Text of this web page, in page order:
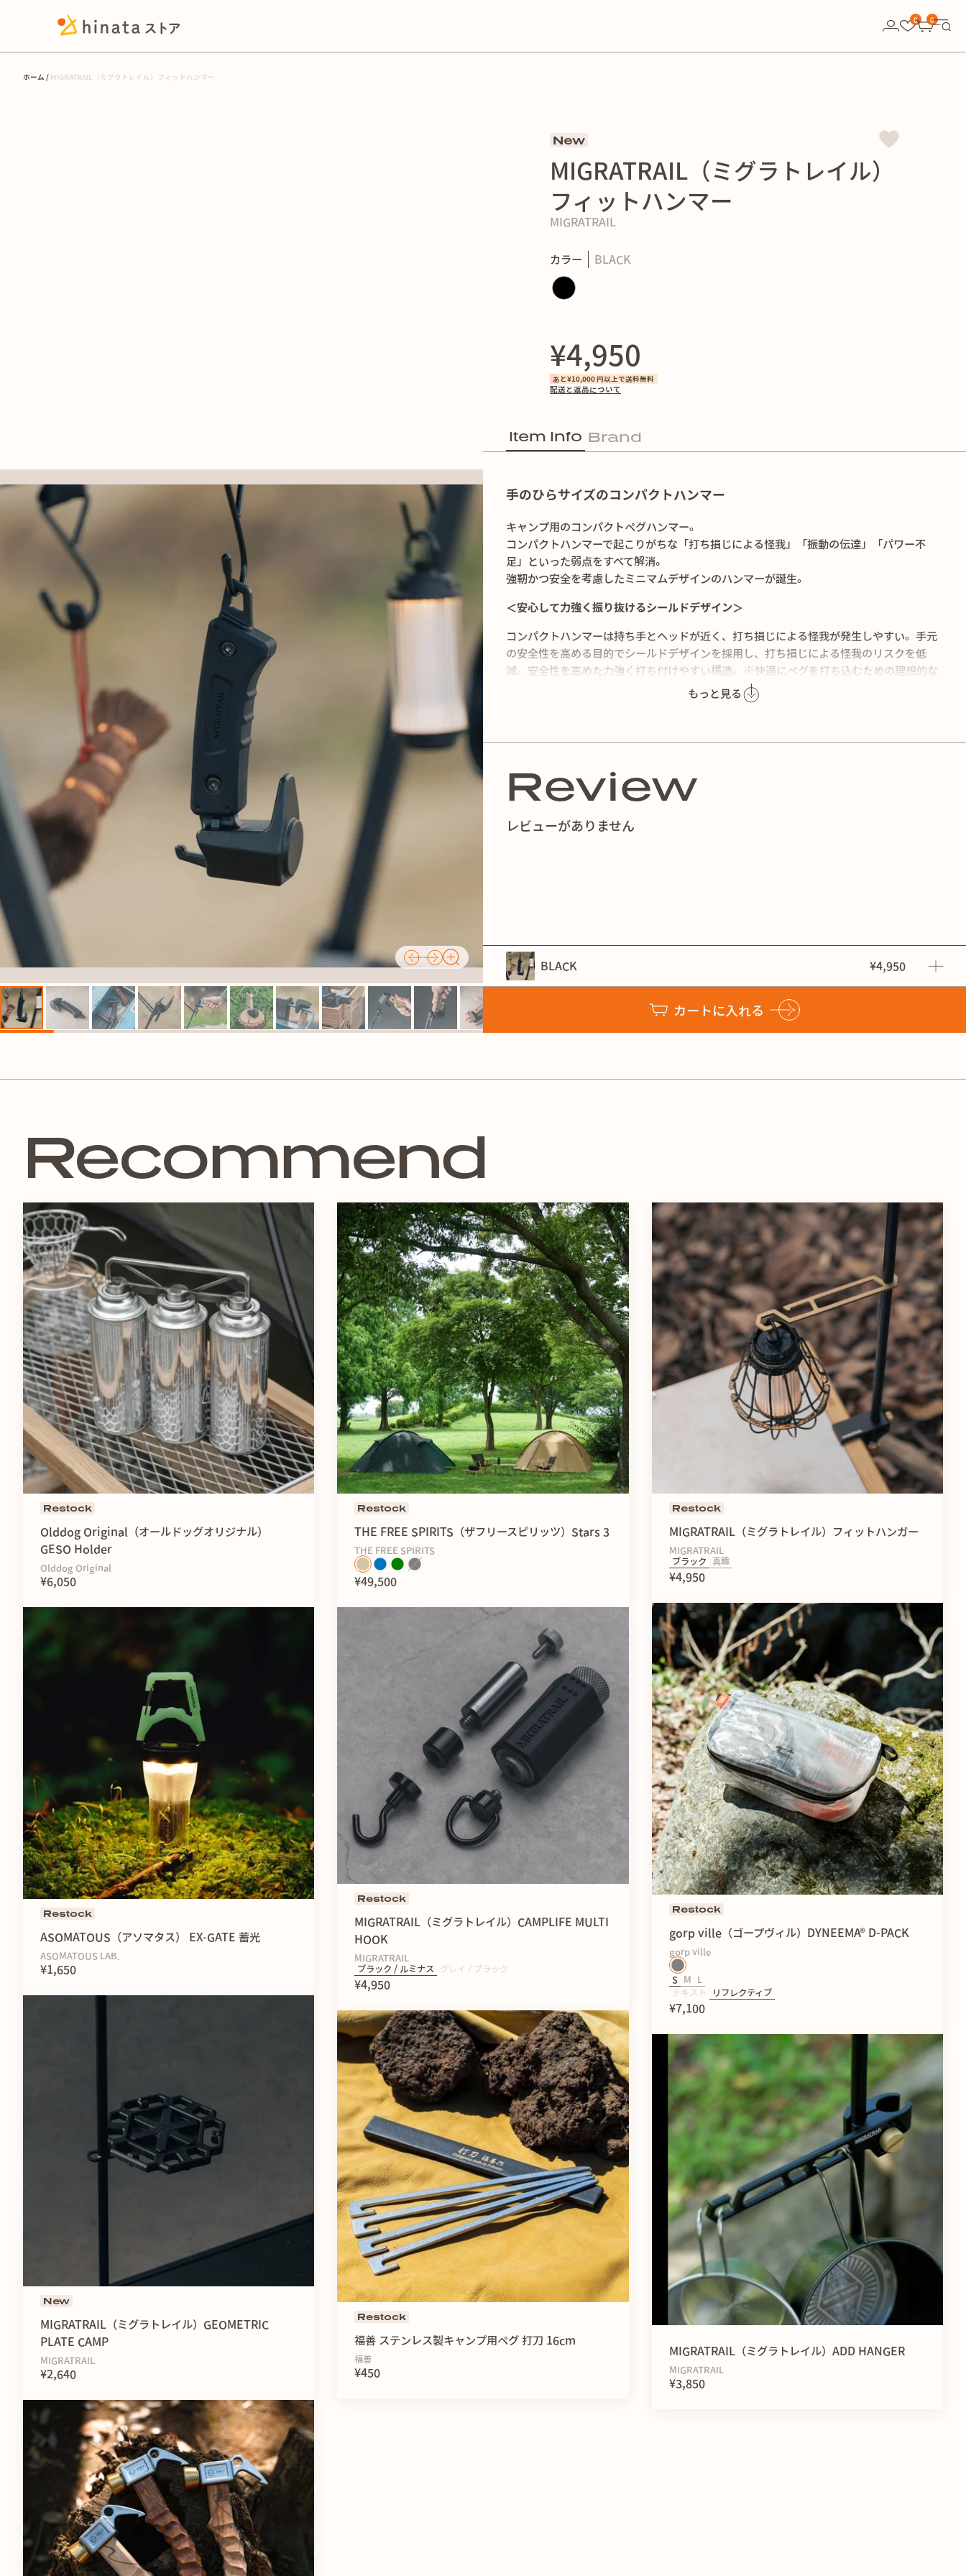
0 0
ホーム MIGRATRAIL（ミグラトレイル）フィットハンマー
New
MIGRATRAIL（ミグラトレイル）
フィットハンマー
MIGRATRAIL
カラー BLACK
¥4,950
あと¥10,000 円以上で送料無料
配送と返品について
Item Info Brand
もっと見る
手のひらサイズのコンパクトハンマー
キャンプ用のコンパクトペグハンマー。
コンパクトハンマーで起こりがちな「打ち損じによる怪我」「振動の伝達」「パワー不
足」といった弱点をすべて解消。
強靭かつ安全を考慮したミニマムデザインのハンマーが誕生。
＜安心して力強く振り抜けるシールドデザイン＞
コンパクトハンマーは持ち手とヘッドが近く、打ち損じによる怪我が発生しやすい。手元
の安全性を高める目的でシールドデザインを採用し、打ち損じによる怪我のリスクを低
減。安全性を高めた力強く打ち付けやすい構造。※快適にペグを打ち込むための理想的な
持ち方があります。説明書をご確認ください。【意匠登録出願中】
ハンマーヘッドから持ち手部分まで一体化されたフルタング構造を採用。素材は強度のあ
るクロームモリブデンとし、ペグを打つための十分な強度と、快適にペグを打つために最
も重要な重量600ｇ以上を確保。
＜滑りにくく振動を抑えるシリコングリップ＞
ハンマーヘッドと持ち手が近い構造でも振動が手に伝わりにくいよう、握りやすく滑りに
くいシリコングリップを採用。
内部ボルトはロック構造とし、不意にグリップが抜けることを防ぐ。
＜掛けることができる利便性＞
ハンマーヘッドのシールドデザインにより、テーブルなどに掛けることができる。地面で
はなく目立つ場所に掛けておけば、コンパクトでもキャンプフィールドで見つけやすく紛
Review
レビューがありません
BLACK ¥4,950
カートに入れる
Recommend
Restock
Olddog Original（オールドッグオリジナル）
GESO Holder
Olddog Original
¥6,050
Restock
ASOMATOUS（アソマタス） EX-GATE 蓄光
ASOMATOUS LAB.
¥1,650
New
MIGRATRAIL（ミグラトレイル）GEOMETRIC
PLATE CAMP
MIGRATRAIL
¥2,640
Restock
THE FREE SPIRITS（ザフリースピリッツ）Stars 3
THE FREE SPIRITS
¥49,500
Restock
MIGRATRAIL（ミグラトレイル）CAMPLIFE MULTI
HOOK
MIGRATRAIL
ブラック / ルミナス
グレイ / ブラック
¥4,950
Restock
福善 ステンレス製キャンプ用ペグ 打刀 16cm
福善
¥450
Restock
MIGRATRAIL（ミグラトレイル）フィットハンガー
MIGRATRAIL
ブラック
真鍮
¥4,950
Restock
gorp ville（ゴープヴィル）DYNEEMA® D-PACK
gorp ville
S M
L
テキスト
リフレクティブ
¥7,100
MIGRATRAIL（ミグラトレイル）ADD HANGER
MIGRATRAIL
¥3,850